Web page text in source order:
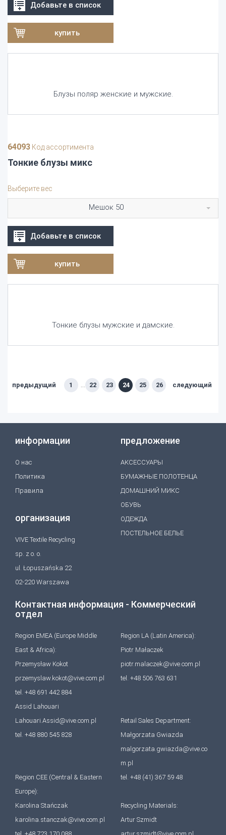
Добавьте в список
купить
Блузы поляр женские и мужские.
64093 Код ассортимента
Тонкие блузы микс
Выберите вес
Мешок 50
Добавьте в список
купить
Тонкие блузы мужские и дамские.
предыдущий 1 ... 22 23 24 25 26 следующий
предложение
АКСЕССУАРЫ
БУМАЖНЫЕ ПОЛОТЕНЦА
ДОМАШНИЙ МИКС
ОБУВЬ
ОДЕЖДА
ПОСТЕЛЬНОЕ БЕЛЬЕ
информации
O нас
Политика
Правила
организация
VIVE Textile Recycling
sp. z o. o.
ul. Łopuszańska 22
02-220 Warszawa
Контактная информация - Коммерческий
отдел
Region EMEA (Europe Middle
East & Africa):
Przemysław Kokot
przemyslaw.kokot@vive.com.pl
tel. +48 691 442 884
Assid Lahouari
Lahouari.Assid@vive.com.pl
tel. +48 880 545 828
Region CEE (Central & Eastern
Europe):
Karolina Stańczak
karolina.stanczak@vive.com.pl
Region LA (Latin America):
Piotr Małaczek
piotr.malaczek@vive.com.pl
tel. +48 506 763 631
Retail Sales Department:
Małgorzata Gwiazda
malgorzata.gwiazda@vive.co
m.pl
tel. +48 (41) 367 59 48
Recycling Materials:
Artur Szmidt